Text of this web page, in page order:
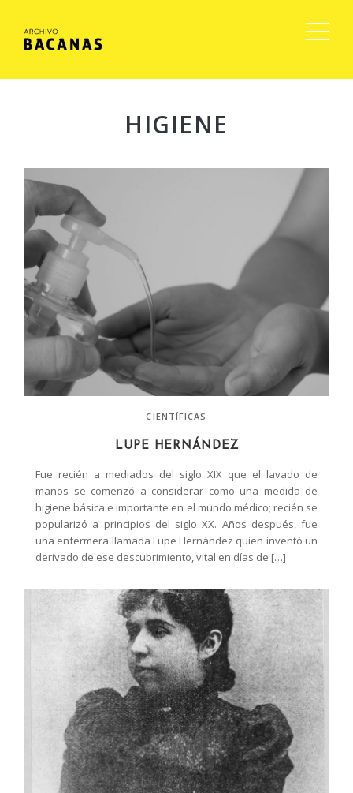
HIGIENE
CIENTÍFICAS
LUPE HERNÁNDEZ
Fue recién a mediados del siglo XIX que el lavado de
manos se comenzó a considerar como una medida de
higiene básica e importante en el mundo médico; recién se
popularizó a principios del siglo XX. Años después, fue
una enfermera llamada Lupe Hernández quien inventó un
derivado de ese descubrimiento, vital en días de […]